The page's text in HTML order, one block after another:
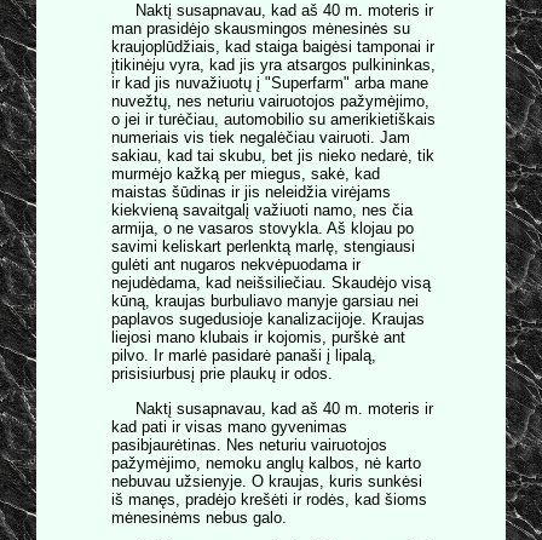
Naktį susapnavau, kad aš 40 m. moteris ir
man prasidėjo skausmingos mėnesinės su
kraujoplūdžiais, kad staiga baigėsi tamponai ir
įtikinėju vyra, kad jis yra atsargos pulkininkas,
ir kad jis nuvažiuotų į "Superfarm" arba mane
nuvežtų, nes neturiu vairuotojos pažymėjimo,
o jei ir turėčiau, automobilio su amerikietiškais
numeriais vis tiek negalėčiau vairuoti. Jam
sakiau, kad tai skubu, bet jis nieko nedarė, tik
murmėjo kažką per miegus, sakė, kad
maistas šūdinas ir jis neleidžia virėjams
kiekvieną savaitgalį važiuoti namo, nes čia
armija, o ne vasaros stovykla. Aš klojau po
savimi keliskart perlenktą marlę, stengiausi
gulėti ant nugaros nekvėpuodama ir
nejudėdama, kad neišsiliečiau. Skaudėjo visą
kūną, kraujas burbuliavo manyje garsiau nei
paplavos sugedusioje kanalizacijoje. Kraujas
liejosi mano klubais ir kojomis, purškė ant
pilvo. Ir marlė pasidarė panaši į lipalą,
prisisiurbusį prie plaukų ir odos.
Naktį susapnavau, kad aš 40 m. moteris ir
kad pati ir visas mano gyvenimas
pasibjaurėtinas. Nes neturiu vairuotojos
pažymėjimo, nemoku anglų kalbos, nė karto
nebuvau užsienyje. O kraujas, kuris sunkėsi
iš manęs, pradėjo krešėti ir rodės, kad šioms
mėnesinėms nebus galo.